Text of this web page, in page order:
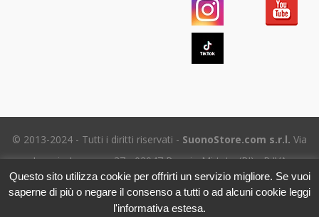
© 2013-2024 - Tutti i diritti riservati - SuonoStore.com s.r.l. Via
Ignazio Losacco, 37 - 02047 Poggio Mirteto (RI) - P.IVA
01112470578 SDI: SUBM70N - REA RI-69195
Tel. (+39) 06.5656.8718 -
eMail Assistenza clienti
Questo sito utilizza cookie per offrirti un servizio migliore. Se vuoi
saperne di più o negare il consenso a tutti o ad alcuni cookie leggi
l'informativa estesa.